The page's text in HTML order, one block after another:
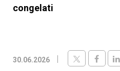
congelati
30.06.2026